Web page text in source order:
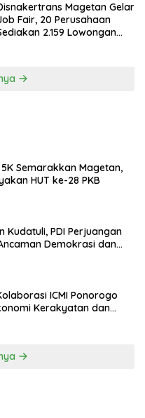
Magetan Gelar
Fair, 20 Perusahaan
2.159 Lowongan
5K Semarakkan Magetan,
HUT ke-28 PKB
Kudatuli, PDI Perjuangan
Demokrasi dan
ICMI Ponorogo
Kerakyatan dan